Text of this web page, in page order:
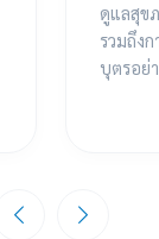
ดูแลสุข
รวมถึง
บุตรอย่